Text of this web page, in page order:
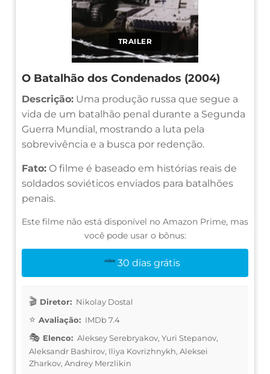
TRAILER
O Batalhão dos Condenados (2004)
Descrição: Uma produção russa que segue a
vida de um batalhão penal durante a Segunda
Guerra Mundial, mostrando a luta pela
sobrevivência e a busca por redenção.
Fato: O filme é baseado em histórias reais de
soldados soviéticos enviados para batalhões
penais.
Este filme não está disponível no Amazon Prime, mas
você pode usar o bônus:
30 dias grátis
Diretor: Nikolay Dostal
Avaliação: IMDb 7.4
Elenco: Aleksey Serebryakov, Yuri Stepanov,
Aleksandr Bashirov, Iliya Kovrizhnykh, Aleksei
Zharkov, Andrey Merzlikin